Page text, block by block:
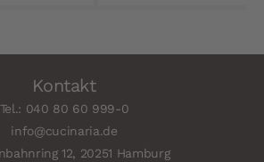
Kontakt
Tel.: 040 80 60 999-0
info@cucinaria.de
12, 20251 Hamburg